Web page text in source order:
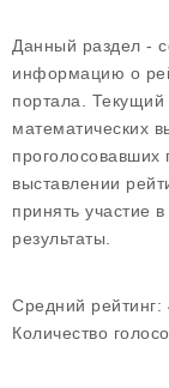
Данный раздел -
информацию о
портала. Текущий
математических
проголосовавших
выставлении
принять участие
результаты.
Средний рейтинг:
Количество